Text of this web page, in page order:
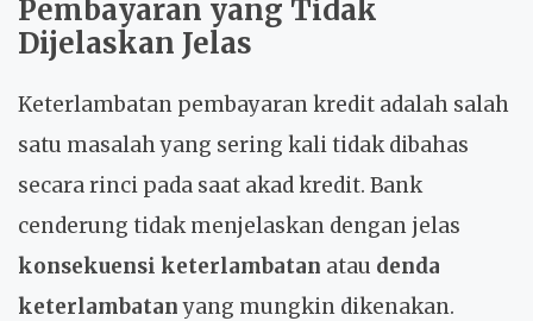
Pembayaran yang Tidak
Dijelaskan Jelas
Keterlambatan pembayaran kredit adalah salah
satu masalah yang sering kali tidak dibahas
secara rinci pada saat akad kredit. Bank
cenderung tidak menjelaskan dengan jelas
konsekuensi keterlambatan atau denda
keterlambatanyang mungkin dikenakan.